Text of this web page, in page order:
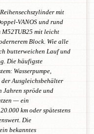
mit
VANOS und rund
mit leicht
Block. Wie alle
butterweichen Lauf und
Die häufigste
Wasserpumpe,
der Ausgleichsbehälter
Jahren spröde und
— ein
km oder spätestens
Die
bekanntes